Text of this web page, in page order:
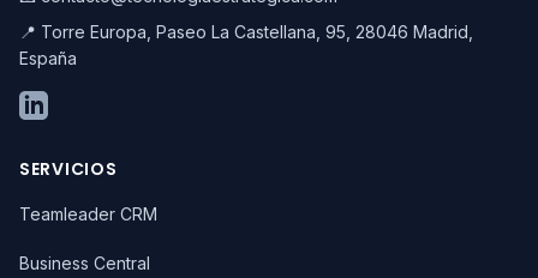
📍 Torre Europa, Paseo La Castellana, 95, 28046 Madrid,
España
SERVICIOS
Teamleader CRM
Business Central